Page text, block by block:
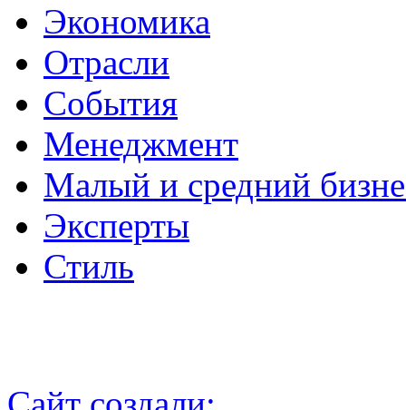
Экономика
Отрасли
События
Менеджмент
Малый и средний
Эксперты
Стиль